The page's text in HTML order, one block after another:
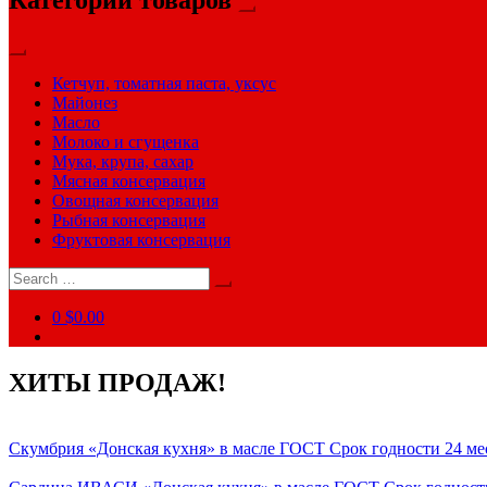
Кетчуп, томатная паста, уксус
Майонез
Масло
Молоко и сгущенка
Мука, крупа, сахар
Мясная консервация
Овощная консервация
Рыбная консервация
Фруктовая консервация
Search
for:
0 $0.00
ХИТЫ ПРОДАЖ!
Скумбрия «Донская кухня» в масле ГОСТ Срок годности 24